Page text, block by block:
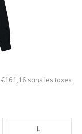
€161,16 sans les taxes
L